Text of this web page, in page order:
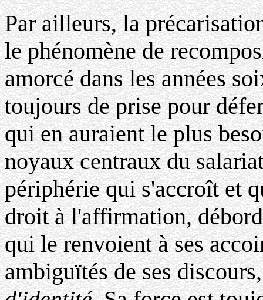
Par ailleurs, la
le phénomène de
amorcé dans les années
toujours de prise pour
qui en auraient le plus
noyaux centraux du
périphérie qui s'accroît et
droit à l'affirmation,
qui le renvoient à ses
ambiguïtés de ses